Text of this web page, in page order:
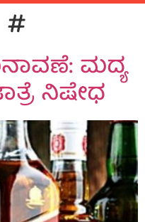
#
ಮದ್ಯ
ನಿಷೇಧ